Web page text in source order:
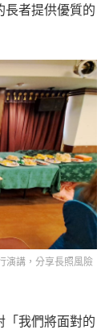
長者提供優質的
演講，分享長照風險
「我們將面對的